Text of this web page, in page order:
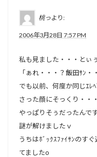
桃っより:
2006年3月28日 7:57 PM
私も見ました・・・とぃ
「ぁれ・・・？飯田ｻﾝ・
でも以前、何度か同じｴﾚ
さった顔にそっくり・・・
やっぱりそぅだったんで
謎が解けましたｖ
うちはﾎﾞｯｸｽﾌｧｲｻﾝのす
てましたo